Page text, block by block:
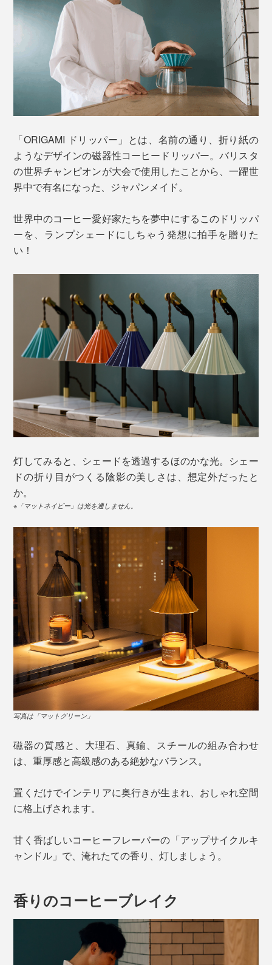
「ORIGAMI ドリッパー」とは、名前の通り、折り紙の
ようなデザインの磁器性コーヒードリッパー。バリスタ
の世界チャンピオンが大会で使用したことから、一躍世
界中で有名になった、ジャパンメイド。
世界中のコーヒー愛好家たちを夢中にするこのドリッパ
ーを、ランプシェードにしちゃう発想に拍手を贈りた
い！
灯してみると、シェードを透過するほのかな光。シェー
ドの折り目がつくる陰影の美しさは、想定外だったと
か。
※「マットネイビー」は光を通しません。
写真は「マットグリーン」
磁器の質感と、大理石、真鍮、スチールの組み合わせ
は、重厚感と高級感のある絶妙なバランス。
置くだけでインテリアに奥行きが生まれ、おしゃれ空間
に格上げされます。
甘く香ばしいコーヒーフレーバーの「アップサイクルキ
ャンドル」で、淹れたての香り、灯しましょう。
香りのコーヒーブレイク